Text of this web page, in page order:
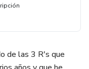
de las 3 R's que